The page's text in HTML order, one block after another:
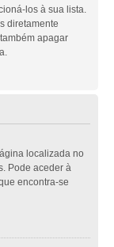
los à sua lista.
diretamente
apagar
localizada no
Pode aceder à
encontra-se